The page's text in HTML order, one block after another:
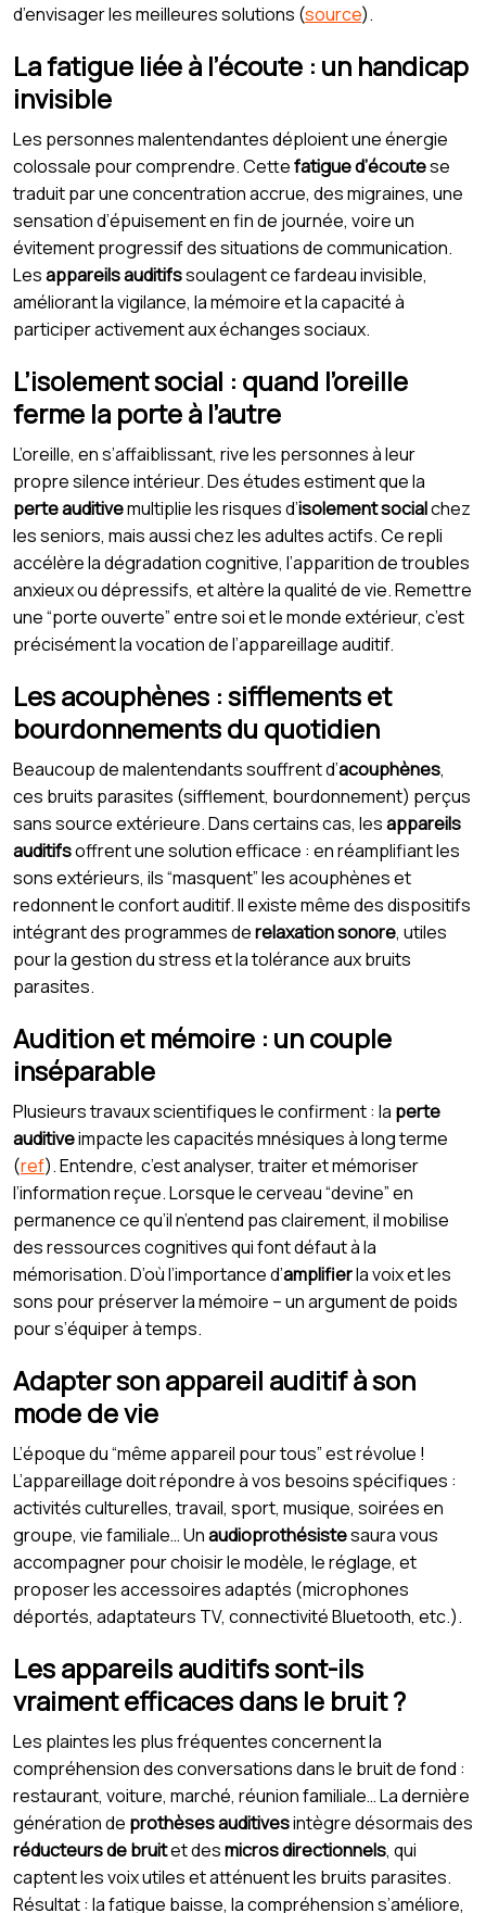
d’envisager les meilleures solutions (source).
La fatigue liée à l’écoute : un handicap
invisible
Les personnes malentendantes déploient une énergie
colossale pour comprendre. Cettefatigue d’écoutese
traduit par une concentration accrue, des migraines, une
sensation d’épuisement en fin de journée, voire un
évitement progressif des situations de communication.
Lesappareils auditifssoulagent ce fardeau invisible,
améliorant la vigilance, la mémoire et la capacité à
participer activement aux échanges sociaux.
L’isolement social : quand l’oreille
ferme la porte à l’autre
L’oreille, en s’affaiblissant, rive les personnes à leur
propre silence intérieur. Des études estiment que la
perte auditivemultiplie les risques d’isolement socialchez
les seniors, mais aussi chez les adultes actifs. Ce repli
accélère la dégradation cognitive, l’apparition de troubles
anxieux ou dépressifs, et altère la qualité de vie. Remettre
une “porte ouverte” entre soi et le monde extérieur, c’est
précisément la vocation de l’appareillage auditif.
Les acouphènes : sifflements et
bourdonnements du quotidien
Beaucoup de malentendants souffrent d’acouphènes,
ces bruits parasites (sifflement, bourdonnement) perçus
sans source extérieure. Dans certains cas, lesappareils
auditifsoffrent une solution efficace : en réamplifiant les
sons extérieurs, ils “masquent” les acouphènes et
redonnent le confort auditif. Il existe même des dispositifs
intégrant des programmes derelaxation sonore, utiles
pour la gestion du stress et la tolérance aux bruits
parasites.
Audition et mémoire : un couple
inséparable
Plusieurs travaux scientifiques le confirment : la perte
auditiveimpacte les capacités mnésiques à long terme
(ref). Entendre, c’est analyser, traiter et mémoriser
l’information reçue. Lorsque le cerveau “devine” en
permanence ce qu’il n’entend pas clairement, il mobilise
des ressources cognitives qui font défaut à la
mémorisation. D’où l’importance d’amplifierla voix et les
sons pour préserver la mémoire – un argument de poids
pour s’équiper à temps.
Adapter son appareil auditif à son
mode de vie
L’époque du “même appareil pour tous” est révolue !
L’appareillage doit répondre à vos besoins spécifiques :
activités culturelles, travail, sport, musique, soirées en
groupe, vie familiale… Unaudioprothésistesaura vous
accompagner pour choisir le modèle, le réglage, et
proposer les accessoires adaptés (microphones
déportés, adaptateurs TV, connectivité Bluetooth, etc.).
Les appareils auditifs sont-ils
vraiment efficaces dans le bruit ?
Les plaintes les plus fréquentes concernent la
compréhension des conversations dans le bruit de fond :
restaurant, voiture, marché, réunion familiale… La dernière
génération de prothèses auditivesintègre désormais des
réducteurs de bruitet desmicros directionnels, qui
captent les voix utiles et atténuent les bruits parasites.
Résultat : la fatigue baisse, la compréhension s’améliore,